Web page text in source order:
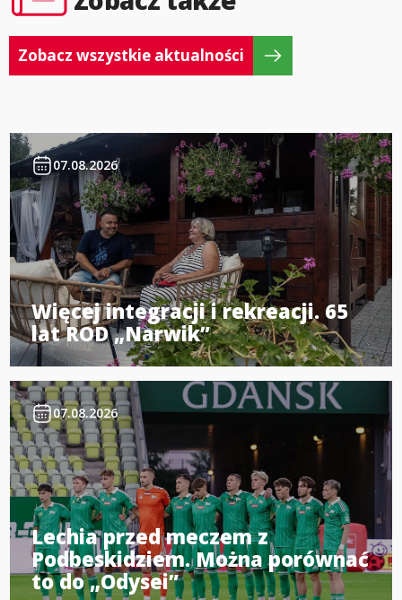
Zobacz wszystkie aktualności
07.08.2026
Więcej integracji i rekreacji. 65
lat ROD „Narwik”
07.08.2026
Lechia przed meczem z
Podbeskidziem. Można porównać
to do „Odysei”